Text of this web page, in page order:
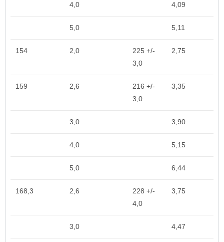
4,0 4,09
5,0 5,11
154 2,0
225 +/-
3,0
2,75
159 2,6
216 +/-
3,0
3,35
3,0 3,90
4,0 5,15
5,0 6,44
168,3 2,6
228 +/-
4,0
3,75
3,0 4,47